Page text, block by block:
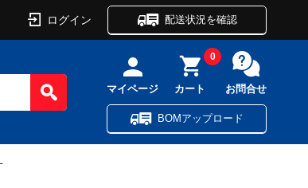
ログイン 配送状況を確認
マイページ カート
0
お問合せ
BOMアップロード